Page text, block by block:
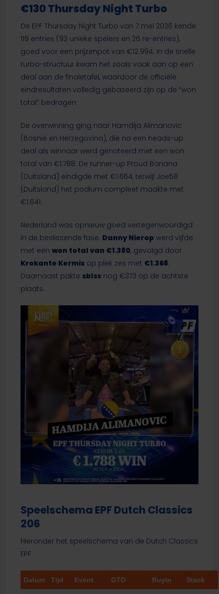
€130 Thursday Night Turbo
De EPF Thursday Night Turbo van 7 mei 2026 kende
119 entries (93 unieke spelers en 26 re-entries),
goed voor een prijzenpot van €12.994. In de snelle
turbo-structuur kwam het zoals vaak aan op een
deal aan de finaletafel, waardoor de officiële
eindresultaten volledig gebaseerd zijn op de “won
total” bedragen.
De overwinning ging naar Hamdija Alimanovic
(Bosnië en Herzegovina), die na een heads-up
deal als winnaar werd genoteerd met een won
total van €1.788. De runner-up Proud Banana
(Duitsland) eindigde met €1.664, terwijl Joe58
(Duitsland) het podium compleet maakte met
€1.641.
Nederland was opnieuw goed vertegenwoordigd
in de beslissende fase. Danny Nierop werd vijfde
met een won total van €1.380, gevolgd door
Krokante Kermisop plek zes met €1.368.
Daarnaast pakte sblssnog €373 op de achtste
plaats.
Speelschema EPF Dutch Classics
206
Hieronder het speelschema van de Dutch Classics
EPF:
Datum Tijd Event GTD Buyin Stack